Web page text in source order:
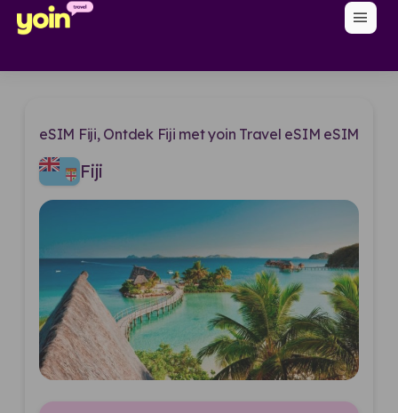
menu
eSIM Fiji, Ontdek Fiji met yoin Travel eSIM eSIM
Fiji